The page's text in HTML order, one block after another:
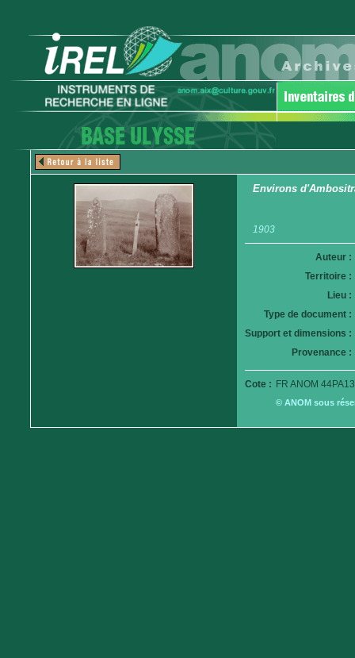
Environs
1903
Auteur :
Territoire :
Lieu :
Type de document :
Support et dimensions :
Provenance :
Cote : FR ANOM
© ANOM sous